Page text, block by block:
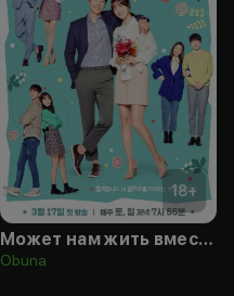
18+
Может нам жить вместе?
Obuna